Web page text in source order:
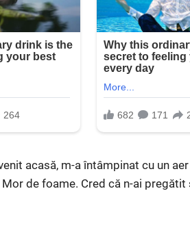
acasă, m-a întâmpinat cu un
de foame. Cred că n-ai